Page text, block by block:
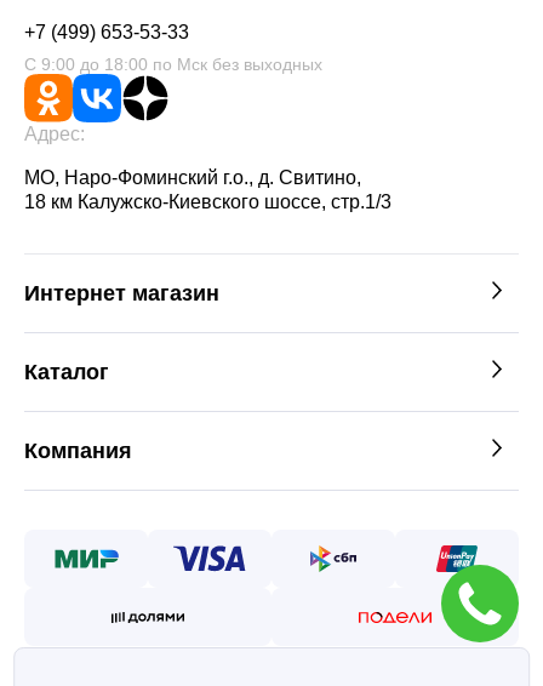
+7 (499) 653-53-33
С 9:00 до 18:00 по Мск без выходных
Адрес:
МО, Наро-Фоминский г.о., д. Свитино,
18 км Калужско-Киевского шоссе, стр.1/3
Интернет магазин
Каталог
Компания